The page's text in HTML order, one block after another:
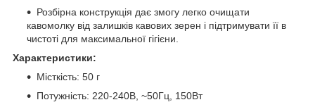
Розбірна конструкція дає змогу легко очищати
кавомолку від залишків кавових зерен і підтримувати її в
чистоті для максимальної гігієни.
Характеристики:
Місткість: 50 г
Потужність: 220-240В, ~50Гц, 150Вт